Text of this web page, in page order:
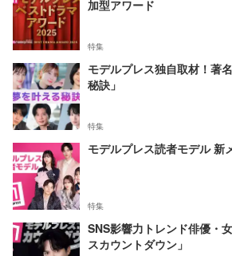
加型アワード
特集
モデルプレス独自取材！著
秘訣」
特集
モデルプレス読者モデル 新
特集
SNS影響力トレンド俳優・
スカウントダウン」